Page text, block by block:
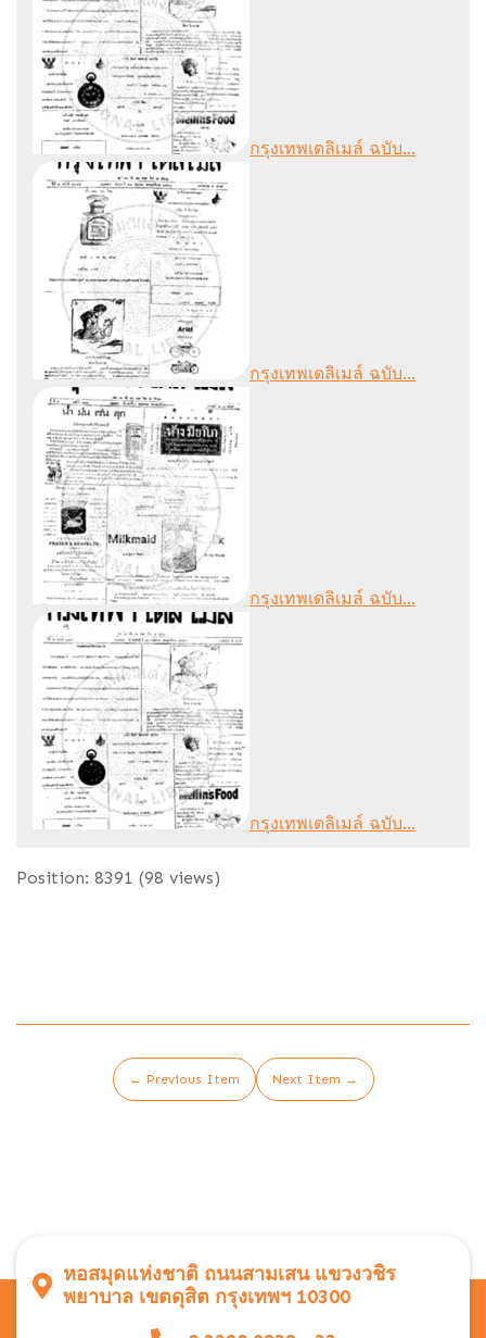
กรุงเทพเดลิเมล์ ฉบับ...
กรุงเทพเดลิเมล์ ฉบับ...
กรุงเทพเดลิเมล์ ฉบับ...
กรุงเทพเดลิเมล์ ฉบับ...
Position: 8391 (98 views)
← Previous Item Next Item →
หอสมุดแห่งชาติ ถนนสามเสน แขวงวชิร
พยาบาล เขตดุสิต กรุงเทพฯ 10300